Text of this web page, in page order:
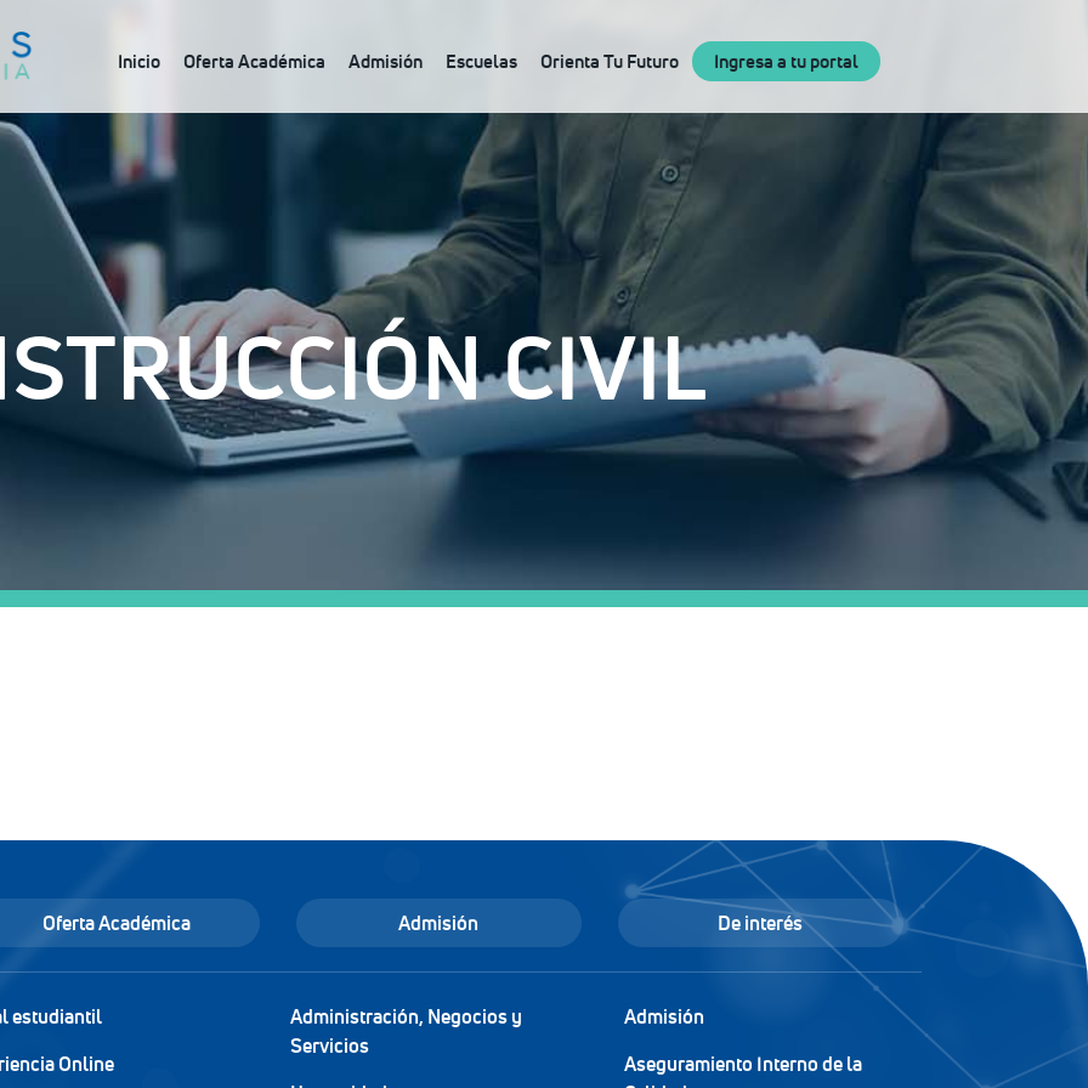
Inicio Oferta Académica Admisión Escuelas Orienta Tu Futuro Ingresa a tu portal
CIVIL
Oferta Académica Admisión De interés
estudiantil
Online
Administración, Negocios y
Servicios
Admisión
Aseguramiento Interno de la